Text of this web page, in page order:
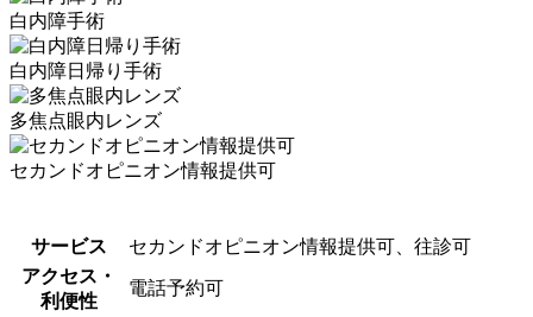
⽩内障⼿術
白内障日帰り手術
多焦点眼内レンズ
セカンドオピニオン情報提供可
サービス
セカンドオピニオン情報提供可、往診可
アクセス・
利便性
電話予約可